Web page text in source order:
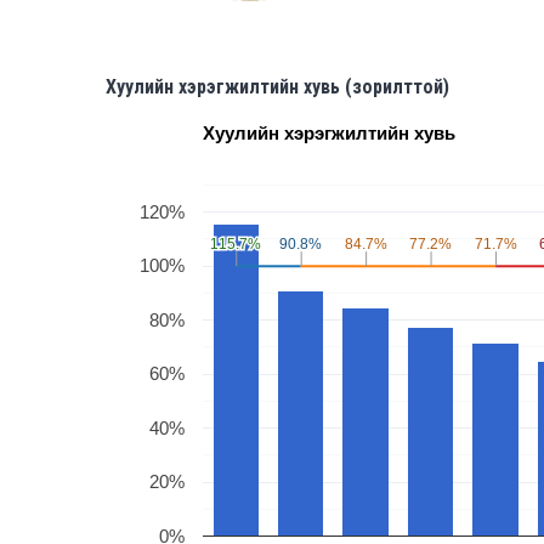
Хуулийн хэрэгжилтийн хувь (зорилттой)
Хуулийн хэрэгжилтийн хувь
0%
20%
40%
60%
80%
100%
120%
115.7%
115.7% 90.8%
90.8% 84.7%
84.7% 77.2%
77.2% 71.7%
71.7%